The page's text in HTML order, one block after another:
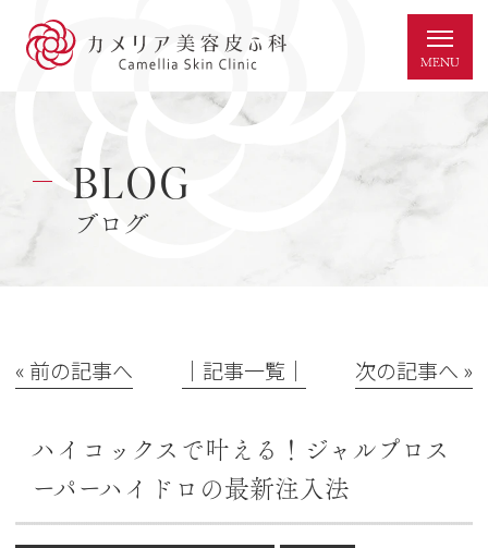
BLOG
ブログ
« 前の記事へ │記事一覧│ 次の記事へ »
ハイコックスで叶える！ジャルプロス
ーパーハイドロの最新注入法